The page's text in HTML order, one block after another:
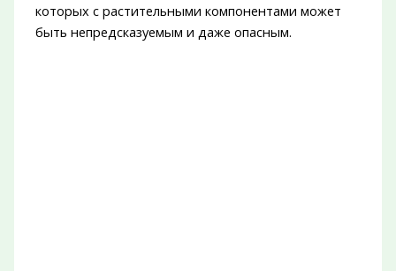
которых с растительными компонентами может
быть непредсказуемым и даже опасным.